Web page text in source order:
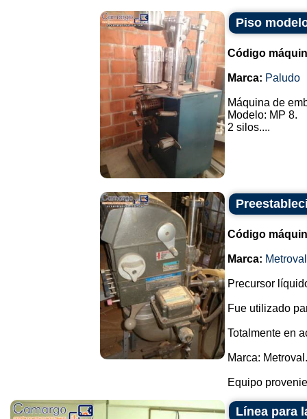
Piso
Código
Marca: Paludo
Máquina de
Modelo: MP 8.
2 silos....
Código
Marca: Metroval
Precursor
Fue utilizado
Totalmente en
Marca: Metroval.
Equipo
Línea para